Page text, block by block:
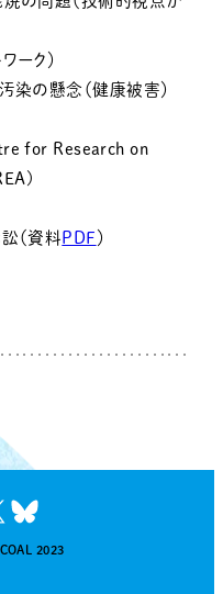
ーク）
染の懸念（健康被害）
for Research on
（資料 PDF ）
Bluesky
2023